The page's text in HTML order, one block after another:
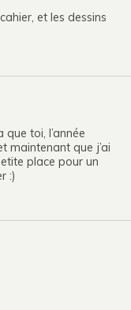
et les dessins
toi, l’année
maintenant que j’ai
place pour un
:)